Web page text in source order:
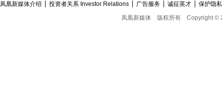
凤凰新媒体介绍 投资者关系 Investor Relations 广告服务 诚征英才
保护隐
凤凰新媒体
版权所有 Copyright ©